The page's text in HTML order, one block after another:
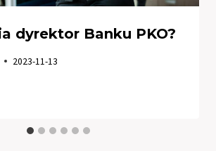
dyrektor Banku PKO?
2023-11-13